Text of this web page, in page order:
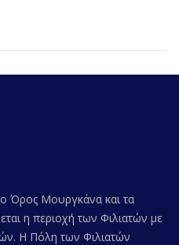
Όρος Μουργκάνα και τα
η περιοχή των Φιλιατών με
Η Πόλη των Φιλιατών